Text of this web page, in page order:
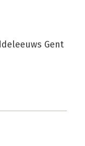
Gent